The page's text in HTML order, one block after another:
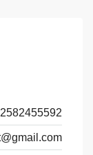
2582455592